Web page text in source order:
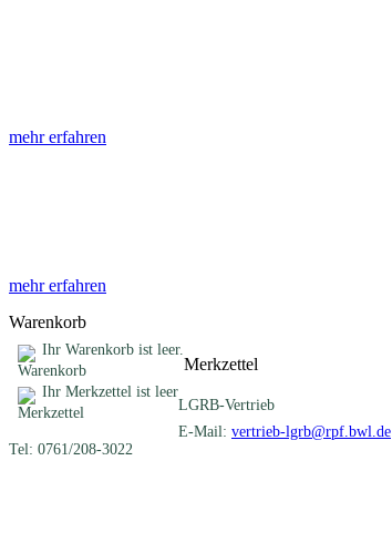
mehr erfahren
mehr erfahren
Warenkorb
Ihr Warenkorb ist leer.
Merkzettel
Ihr Merkzettel ist leer
LGRB-Vertrieb
E-Mail: vertrieb-lgrb@rpf.bwl.de
Tel: 0761/208-3022